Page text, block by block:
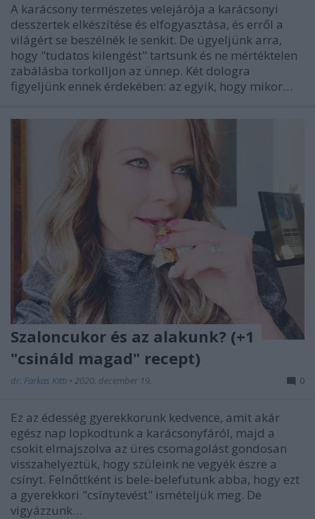
A karácsony természetes velejárója a karácsonyi
desszertek elkészítése és elfogyasztása, és erről a
világért se beszélnék le senkit. De ügyeljünk arra,
hogy "tudatos kilengést" tartsunk és ne mértéktelen
zabálásba torkolljon az ünnep. Két dologra
figyeljünk ennek érdekében: az egyik, hogy mikor…
Szaloncukor és az alakunk? (+1
"csináld magad" recept)
dr. Farkas Kitti • 2020. december 19. 0
Ez az édesség gyerekkorunk kedvence, amit akár
egész nap lopkodtunk a karácsonyfáról, majd a
csokit elmajszolva az üres csomagolást gondosan
visszahelyeztük, hogy szüleink ne vegyék észre a
csínyt. Felnőttként is bele-belefutunk abba, hogy ezt
a gyerekkori "csínytevést" ismételjük meg. De
vigyázzunk…